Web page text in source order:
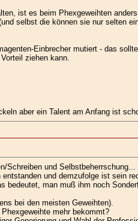
ist es beim Phexgeweihten
selbst die können sie nur selten
Einbrecher mutiert - das
ziehen kann.
aber ein Talent am Anfang ist
Schreiben und Selbstbeherrschung...
und demzufolge ist sein
man muß ihm noch
bei den meisten Geweihten).
mehr bekommt?